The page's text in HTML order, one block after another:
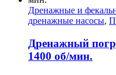
Дренажные и
дренажные насосы,
Дренажный
1400 об/мин.